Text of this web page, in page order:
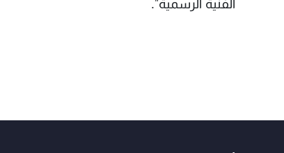
الفنية الرسمية".